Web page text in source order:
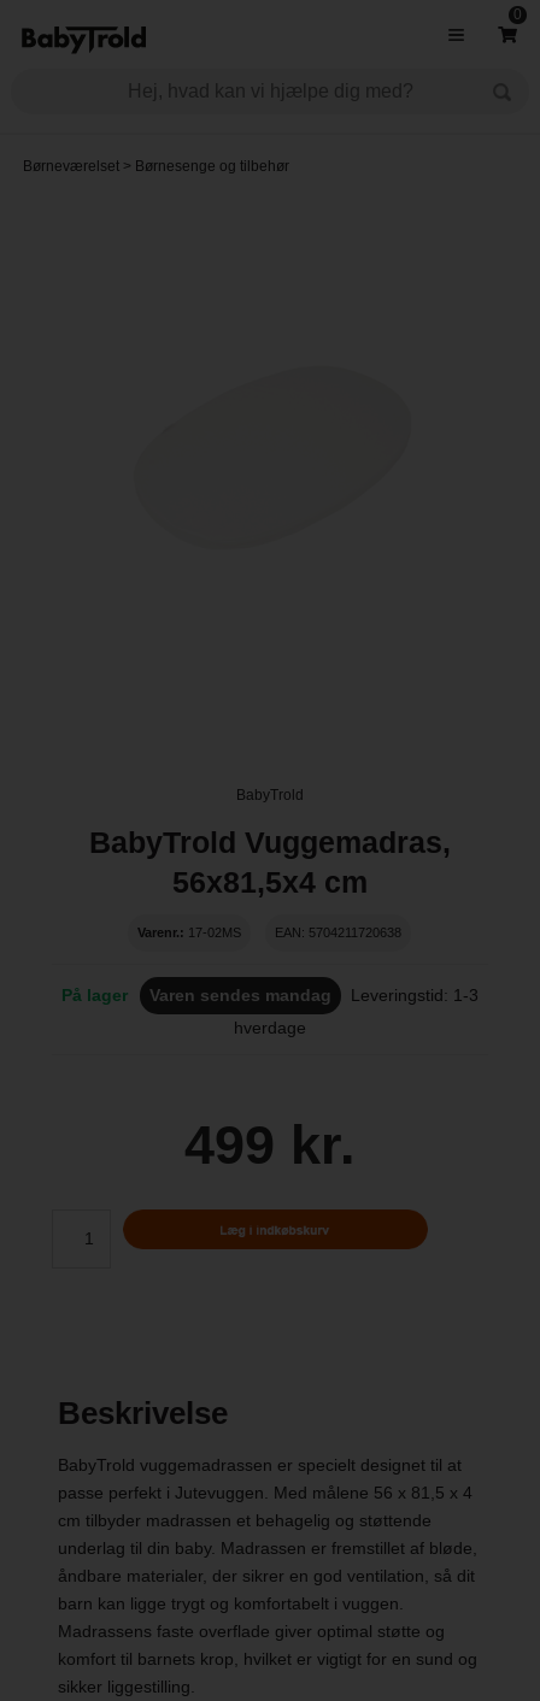
0
Børneværelset> Børnesenge og tilbehør
BabyTrold
BabyTrold Vuggemadras,
56x81,5x4 cm
Varenr.: 17-02MS EAN: 5704211720638
På lager Varen sendes mandag
Leveringstid: 1-3
hverdage
499 kr.
Beskrivelse
BabyTrold vuggemadrassen er specielt designet til at
passe perfekt i Jutevuggen. Med målene 56 x 81,5 x 4
cm tilbyder madrassen et behagelig og støttende
underlag til din baby. Madrassen er fremstillet af bløde,
åndbare materialer, der sikrer en god ventilation, så dit
barn kan ligge trygt og komfortabelt i vuggen.
Madrassens faste overflade giver optimal støtte og
komfort til barnets krop, hvilket er vigtigt for en sund og
sikker liggestilling.